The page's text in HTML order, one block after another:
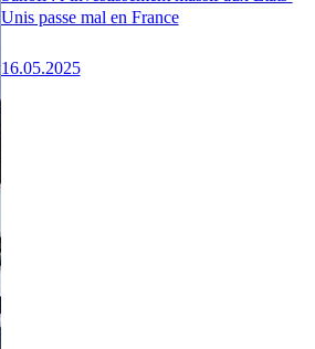
Unis passe mal en France
16.05.2025